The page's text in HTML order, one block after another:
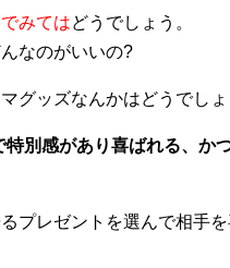
みてはどうでしょう。
なのがいいの?
グッズなんかはどうでしょ
別感があり喜ばれる、か
プレゼントを選んで相手